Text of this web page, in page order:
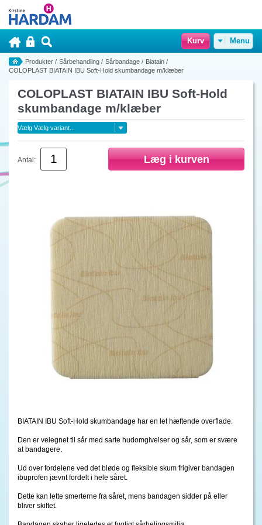
Kurv Menu
Produkter / Sårbehandling / Sårbandage / Biatain /
COLOPLAST BIATAIN IBU Soft-Hold skumbandage m/klæber
COLOPLAST BIATAIN IBU Soft-Hold
skumbandage m/klæber
Antal:
BIATAIN IBU Soft-Hold skumbandage har en let hæftende overflade.
Den er velegnet til sår med sarte hudomgivelser og sår, som er svære
at bandagere.
Ud over fordelene ved det bløde og fleksible skum frigiver bandagen
ibuprofen jævnt fordelt i hele såret.
Dette kan lette smerterne fra såret, mens bandagen sidder på eller
bliver skiftet.